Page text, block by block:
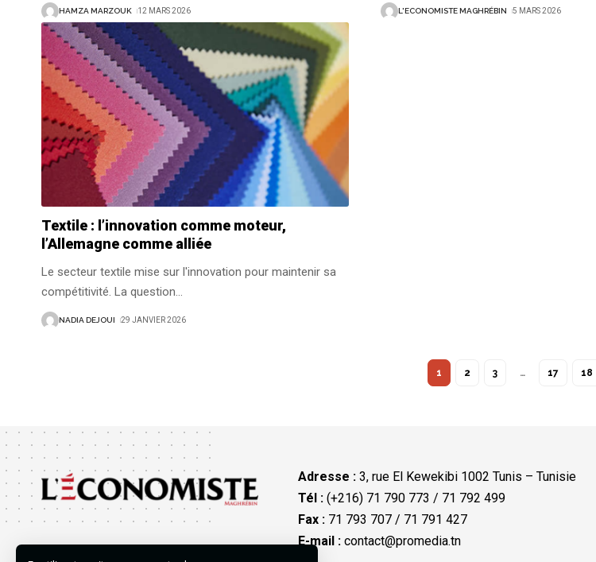
HAMZA MARZOUK 12 MARS 2026 L'ECONOMISTE MAGHRÉBIN 5 MARS 2026
Textile : l’innovation comme moteur,
l’Allemagne comme alliée
Le secteur textile mise sur l'innovation pour maintenir sa
compétitivité. La question…
NADIA DEJOUI 29 JANVIER 2026
1 2 3 … 17 18
Adresse : 3, rue El Kewekibi 1002 Tunis – Tunisie
Tél :(+216) 71 790 773 / 71 792 499
Fax :71 793 707 / 71 791 427
E-mail : contact@promedia.tn